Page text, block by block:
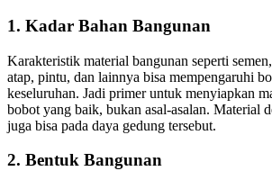
1. Kadar Bahan Bangunan
Karakteristik material bangunan seperti
atap, pintu, dan lainnya bisa mempengaruhi
keseluruhan. Jadi primer untuk menyiapkan
bobot yang baik, bukan asal-asalan. Material
juga bisa pada daya gedung tersebut.
2. Bentuk Bangunan